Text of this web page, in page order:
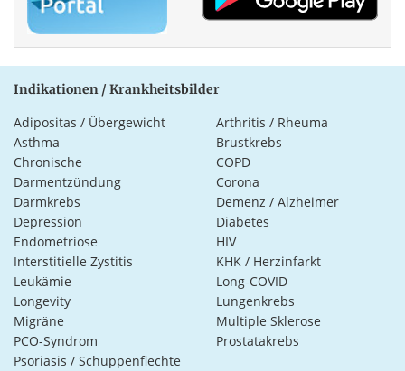
Indikationen / Krankheitsbilder
Adipositas / Übergewicht
Arthritis / Rheuma
Asthma
Brustkrebs
Chronische
Darmentzündung
COPD
Corona
Darmkrebs
Demenz / Alzheimer
Depression
Diabetes
Endometriose
HIV
Interstitielle Zystitis
KHK / Herzinfarkt
Leukämie
Long-COVID
Longevity
Lungenkrebs
Migräne
Multiple Sklerose
PCO-Syndrom
Prostatakrebs
Psoriasis / Schuppenflechte